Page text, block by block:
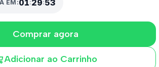
EM:01:29:51
Adicionar ao Carrinho
Comprar agora